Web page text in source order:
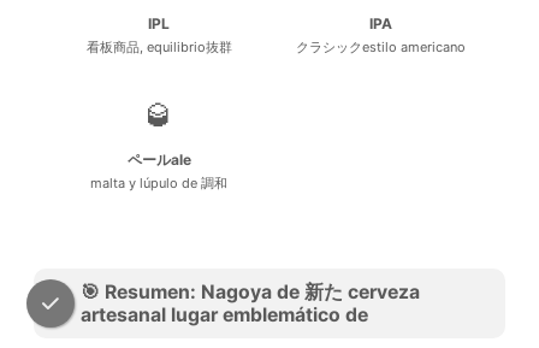
IPL
看板商品, equilibrio抜群
IPA
クラシックestilo americano
🥃
ペールale
malta y lúpulo de 調和
🎯 Resumen: Nagoya de 新た cerveza
artesanal lugar emblemático de